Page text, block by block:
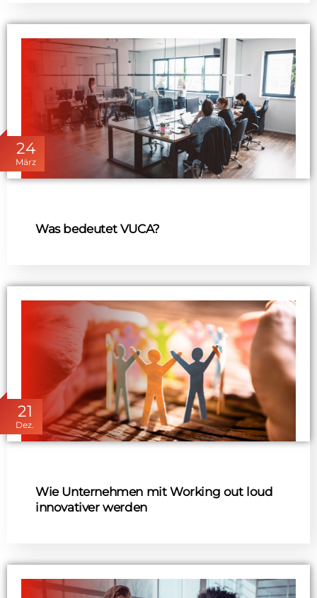
24
März
Was bedeutet VUCA?
21
Dez.
Wie Unternehmen mit Working out loud
innovativer werden